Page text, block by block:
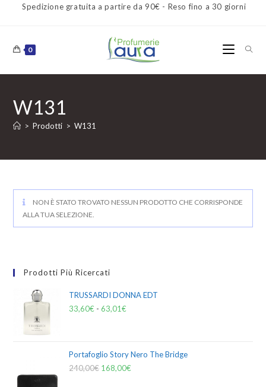
Spedizione gratuita a partire da 90€ - Reso fino a 30 giorni
0
W131
> Prodotti > W131
NON È STATO TROVATO NESSUN PRODOTTO CHE CORRISPONDE
ALLA TUA SELEZIONE.
Prodotti Più Ricercati
TRUSSARDI DONNA EDT
33,60€ - 63,01€
Portafoglio Story Nero The Bridge
240,00€ 168,00€